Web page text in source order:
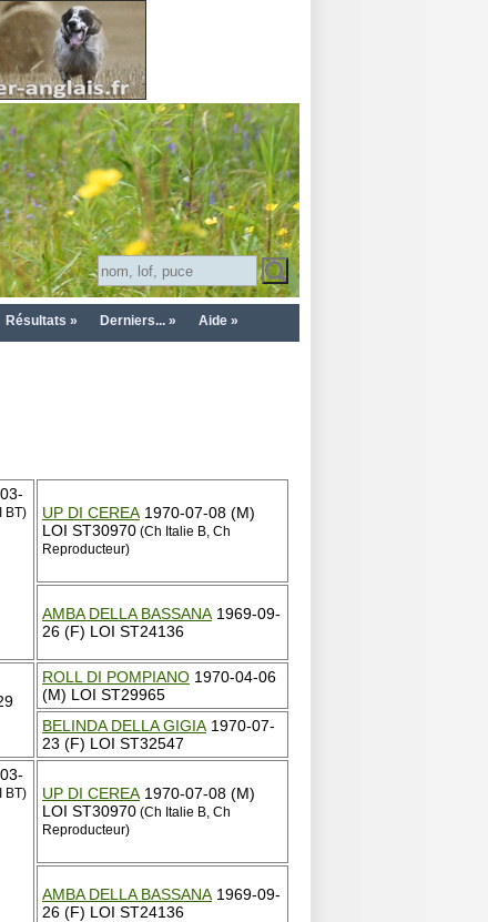
Résultats » Derniers... » Aide »
BT) UP DI CEREA 1970-07-08 (M)
LOI ST30970 (Ch Italie B, Ch
Reproducteur)
AMBA DELLA BASSANA 1969-09-
26 (F) LOI ST24136
ROLL DI POMPIANO 1970-04-06
(M) LOI ST29965
BELINDA DELLA GIGIA 1970-07-
23 (F) LOI ST32547
BT) UP DI CEREA 1970-07-08 (M)
LOI ST30970 (Ch Italie B, Ch
Reproducteur)
AMBA DELLA BASSANA 1969-09-
26 (F) LOI ST24136